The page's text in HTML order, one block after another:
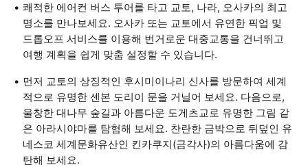
쾌적한 에어컨 버스 투어를 타고 교토, 나라, 오사카의 최고
명소를 만나보세요. 오사카 또는 교토에서 유연한 픽업 및
드롭오프 서비스를 이용해 번거로운 대중교통을 건너뛰고
여행 계획을 쉽게 맞춤 설정할 수 있습니다.
먼저 교토의 상징적인 후시미이나리 신사를 방문하여 세계
적으로 유명한 센본 도리이 문을 거닐어 보세요. 다음으로,
울창한 대나무 숲길과 아름다운 도게츠교로 유명한 그림 같
은 아라시야마를 탐험해 보세요. 찬란한 금박으로 뒤덮인 유
네스코 세계문화유산인 킨카쿠지(금각사)의 아름다움에 감
탄해 보세요.